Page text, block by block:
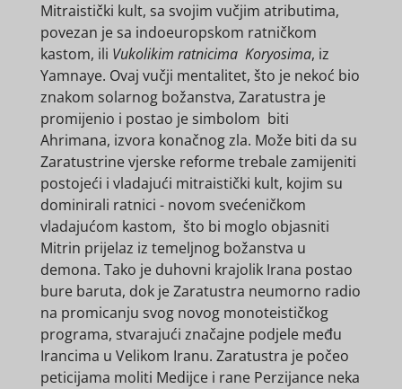
Mitraistički kult, sa svojim vučjim atributima,
povezan je sa indoeuropskom ratničkom
kastom, ili Vukolikim ratnicima Koryosima, iz
Yamnaye. Ovaj vučji mentalitet, što je nekoć bio
znakom solarnog božanstva, Zaratustra je
promijenio i postao je simbolom biti
Ahrimana, izvora konačnog zla. Može biti da su
Zaratustrine vjerske reforme trebale zamijeniti
postojeći i vladajući mitraistički kult, kojim su
dominirali ratnici - novom svećeničkom
vladajućom kastom, što bi moglo objasniti
Mitrin prijelaz iz temeljnog božanstva u
demona. Tako je duhovni krajolik Irana postao
bure baruta, dok je Zaratustra neumorno radio
na promicanju svog novog monoteističkog
programa, stvarajući značajne podjele među
Irancima u Velikom Iranu. Zaratustra je počeo
peticijama moliti Medijce i rane Perzijance neka